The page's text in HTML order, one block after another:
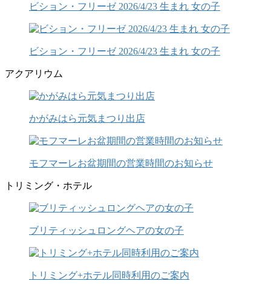
ビション・フリーゼ 2026/4/23 生まれ 女の子
ビション・フリーゼ 2026/4/23 生まれ 女の子
アクアリウム
かがみはら元気まつり出店
モフマーレお盆期間の営業時間のお知らせ
トリミング・ホテル
ブリティッシュロングヘアの女の子
トリミング+ホテル同時利用のご案内